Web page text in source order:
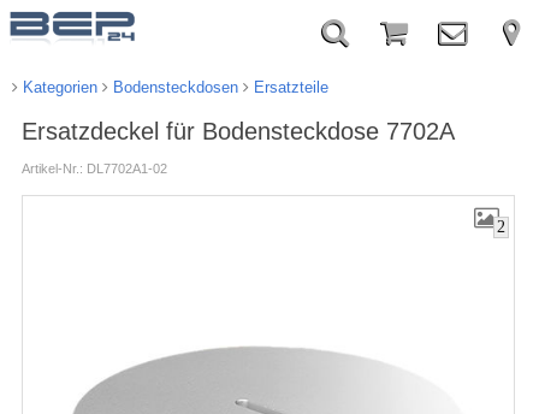
Kategorien Bodensteckdosen Ersatzteile
Ersatzdeckel für Bodensteckdose 7702A
Artikel-Nr.: DL7702A1-02
2